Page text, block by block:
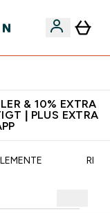
& 10% EXTRA
| PLUS EXTRA